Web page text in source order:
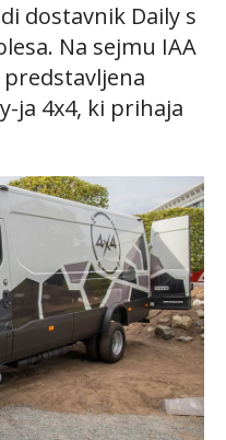
dostavnik Daily s
Na sejmu IAA
ja 4x4, ki prihaja